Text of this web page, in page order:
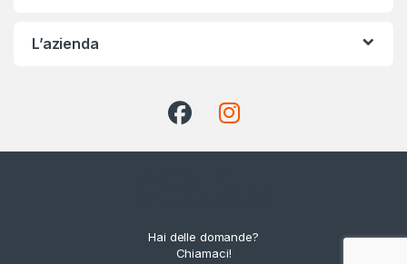
L’azienda
Hai delle domande?
Chiamaci!